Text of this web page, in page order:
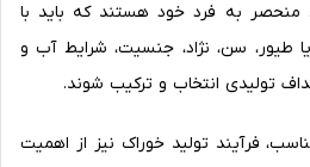
منحصر به فرد خود هستند که باید با
طیور، سن، نژاد، جنسیت، شرایط آب و
تولیدی انتخاب و ترکیب شوند.
فرآیند تولید خوراک نیز از اهمیت